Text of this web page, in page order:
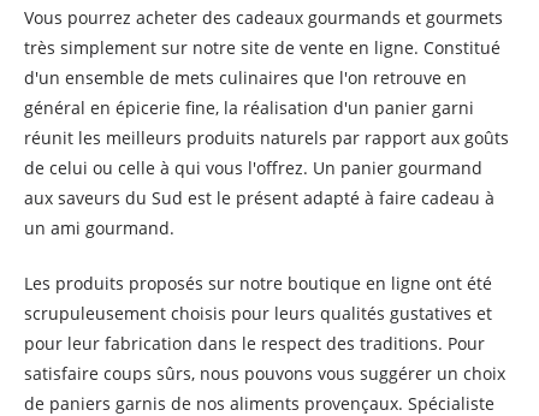
Vous pourrez acheter des cadeaux gourmands et gourmets
très simplement sur notre site de vente en ligne. Constitué
d'un ensemble de mets culinaires que l'on retrouve en
général en épicerie fine, la réalisation d'un panier garni
réunit les meilleurs produits naturels par rapport aux goûts
de celui ou celle à qui vous l'offrez. Un panier gourmand
aux saveurs du Sud est le présent adapté à faire cadeau à
un ami gourmand.
Les produits proposés sur notre boutique en ligne ont été
scrupuleusement choisis pour leurs qualités gustatives et
pour leur fabrication dans le respect des traditions. Pour
satisfaire coups sûrs, nous pouvons vous suggérer un choix
de paniers garnis de nos aliments provençaux. Spécialiste